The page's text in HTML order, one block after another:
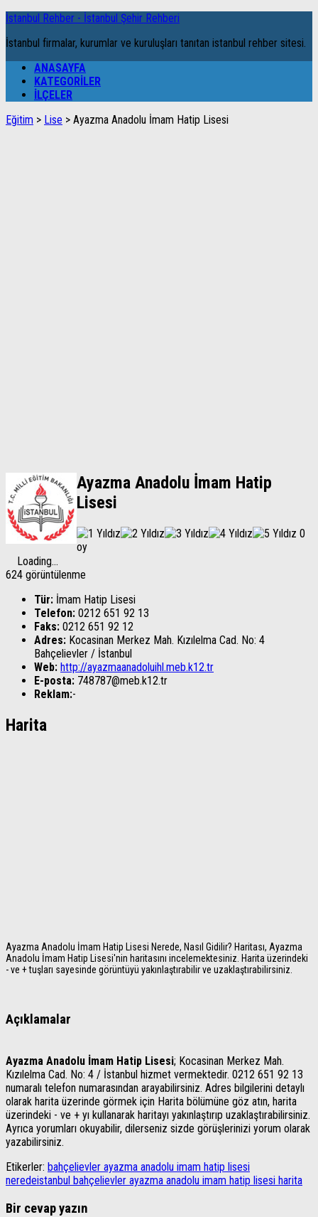
İstanbul Rehber - İstanbul Şehir Rehberi
İstanbul firmalar, kurumlar ve kuruluşları tanıtan istanbul rehber sitesi.
ANASAYFA
KATEGORILER
İLÇELER
Eğitim > Lise > Ayazma Anadolu İmam Hatip Lisesi
Ayazma Anadolu İmam Hatip
Lisesi
0
oy
Loading...
624 görüntülenme
Tür: İmam Hatip Lisesi
Telefon: 0212 651 92 13
Faks: 0212 651 92 12
Adres: Kocasinan Merkez Mah. Kızılelma Cad. No: 4
Bahçelievler / İstanbul
Web: http://ayazmaanadoluihl.meb.k12.tr
E-posta: 748787@meb.k12.tr
Reklam:-
Harita
Ayazma Anadolu İmam Hatip Lisesi Nerede, Nasıl Gidilir? Haritası, Ayazma
Anadolu İmam Hatip Lisesi'nin haritasını incelemektesiniz. Harita üzerindeki
- ve + tuşları sayesinde görüntüyü yakınlaştırabilir ve uzaklaştırabilirsiniz.
Açıklamalar
Ayazma Anadolu İmam Hatip Lisesi; Kocasinan Merkez Mah.
Kızılelma Cad. No: 4 / İstanbul hizmet vermektedir. 0212 651 92 13
numaralı telefon numarasından arayabilirsiniz. Adres bilgilerini detaylı
olarak harita üzerinde görmek için Harita bölümüne göz atın, harita
üzerindeki - ve + yı kullanarak haritayı yakınlaştırıp uzaklaştırabilirsiniz.
Ayrıca yorumları okuyabilir, dilerseniz sizde görüşlerinizi yorum olarak
yazabilirsiniz.
Etikerler: bahçelievler ayazma anadolu imam hatip lisesi
neredeistanbul bahçelievler ayazma anadolu imam hatip lisesi harita
Bir cevap yazın